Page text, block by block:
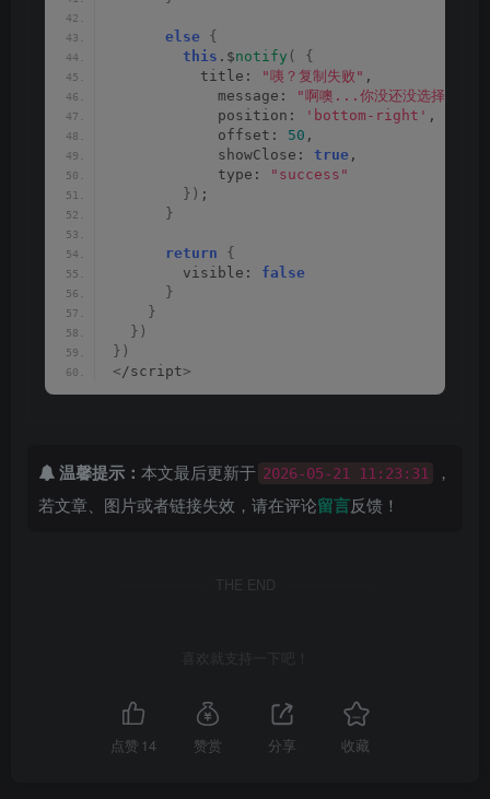
else {
this .$notify (
{
          title:
"咦？复制失败" ,
            message:
"啊噢...你没还没选择内容
            position:
'bottom-right' ,
            offset:
50 ,
            showClose:
true ,
            type:
"success"
}) ;
}
return
{
        visible:
false
}
}
})
})
< /script>
温馨提示： 本文最后更新于 2026-05-21 11:23:31
，
若文章、图片或者链接失效，请在评论留言反馈！
THE END
喜欢就支持一下吧！
点赞 14 赞赏 分享 收藏